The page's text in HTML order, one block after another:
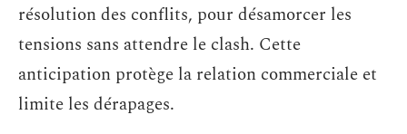
résolution des conflits, pour désamorcer les
tensions sans attendre le clash. Cette
anticipation protège la relation commerciale et
limite les dérapages.